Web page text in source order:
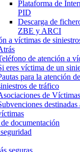
Plataforma de
PID
Descarga de
ZBE y ARCI
a víctimas de
de atención a
eres víctima de un
para la atención
de tráfico
de Víctimas
documentación